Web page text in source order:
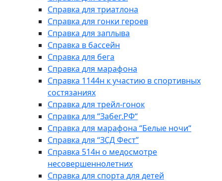
Справка для триатлона
Справка для гонки героев
Справка для заплыва
Справка в бассейн
Справка для бега
Справка для марафона
Справка 1144н к участию в спортивных
состязаниях
Справка для трейл-гонок
Справка для “Забег.РФ“
Справка для марафона “Белые ночи“
Справка для “ЗСД Фест”
Справка 514н о медосмотре
несовершеннолетних
Справка для спорта для детей